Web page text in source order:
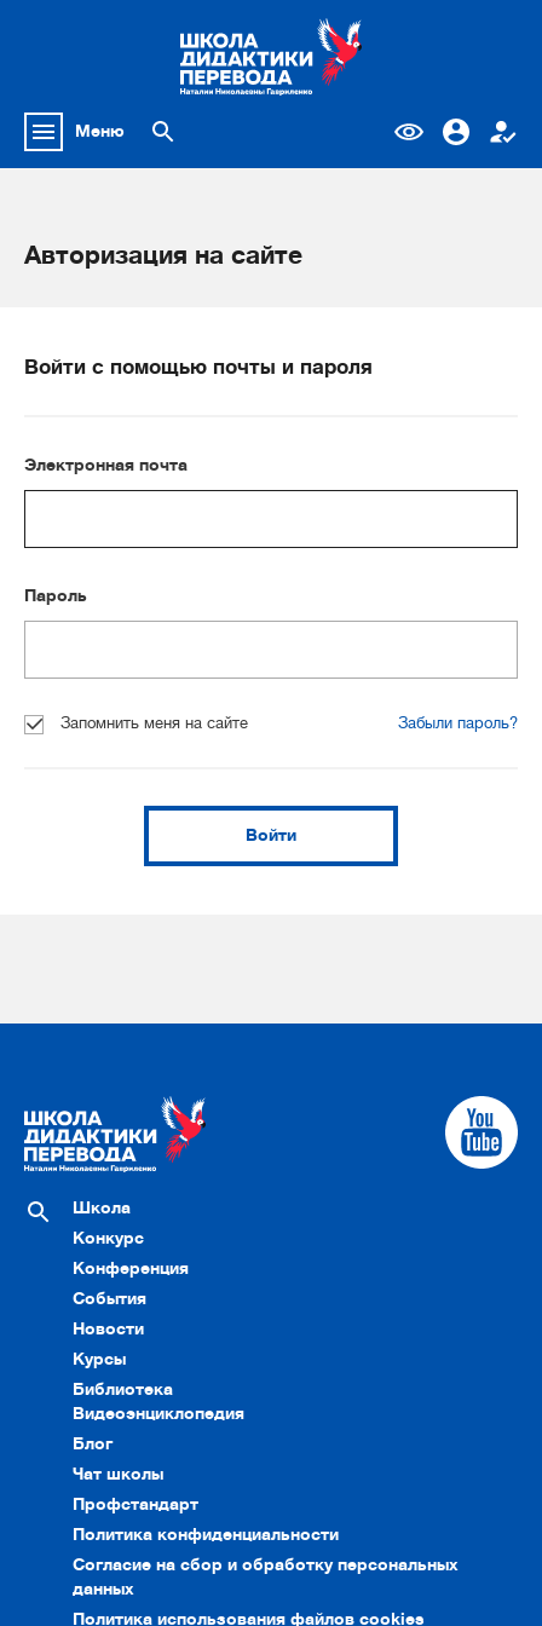
Меню
Авторизация на сайте
Войти с помощью почты и пароля
Электронная почта
Пароль
Запомнить меня на сайте Забыли пароль?
Войти
Школа
Конкурс
Конференция
События
Новости
Курсы
Библиотека
Видеоэнциклопедия
Блог
Чат школы
Профстандарт
Политика конфиденциальности
Согласие на сбор и обработку персональных
данных
Политика использования файлов cookies